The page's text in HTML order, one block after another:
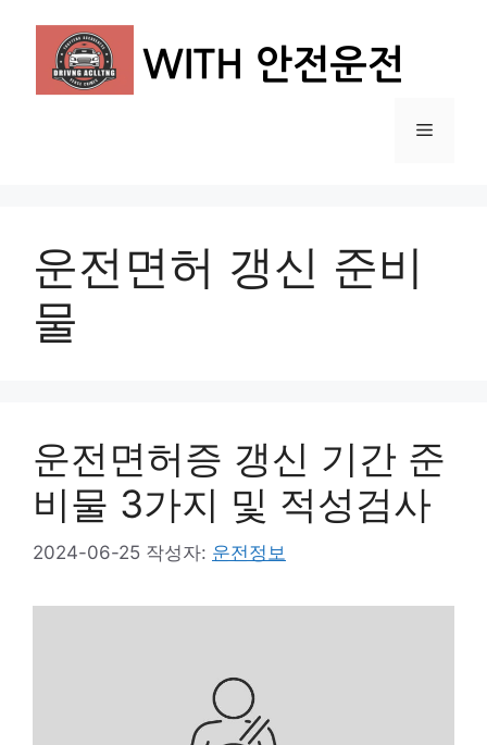
메
운전면허 갱신 준비
물
운전면허증 갱신 기간 준
비물 3가지 및 적성검사
2024-06-25 작성자: 운전정보